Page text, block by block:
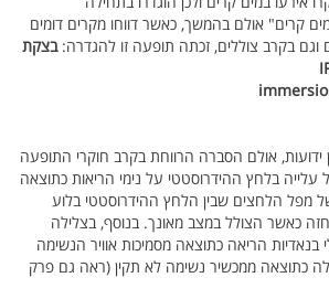
קרים" אולם בהמשך, כאשר דווחו מקרים דומים
וגם בקרב צוללים, זכתה תופעה זו להגדרה:בצקת
ידועות, אולם הסברה הרווחת בקרב חוקרי התופעה
עלייה בלחץ ההידרוסטטי על נימי הריאות כתוצאה
מפל הלחצים שבין הלחץ ההידרוסטטי בלוע
כאשר הצולל במצב מאונך. בנוסף, בצלילה
הריאה כתוצאה מסמיכות אוויר הנשימה
כתוצאה ממכשיר נשימה לא תקין (ראה גם פרק